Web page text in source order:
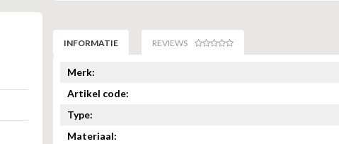
INFORMATIE REVIEWS
Merk:
Artikel code:
Type:
Materiaal: